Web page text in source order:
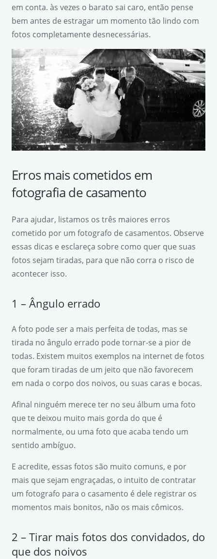
em conta. às vezes o barato sai caro, então pense
bem antes de estragar um momento tão lindo com
fotos completamente desnecessárias.
Erros mais cometidos em
fotografia de casamento
Para ajudar, listamos os três maiores erros
cometido por um fotografo de casamentos. Observe
essas dicas e esclareça sobre como quer que suas
fotos sejam tiradas, para que não corra o risco de
acontecer isso.
1 – Ângulo errado
A foto pode ser a mais perfeita de todas, mas se
tirada no ângulo errado pode tornar-se a pior de
todas. Existem muitos exemplos na internet de fotos
que foram tiradas de um jeito que não favorecem
em nada o corpo dos noivos, ou suas caras e bocas.
Afinal ninguém merece ter no seu álbum uma foto
que te deixou muito mais gorda do que é
normalmente, ou uma foto que acaba tendo um
sentido ambíguo.
E acredite, essas fotos são muito comuns, e por
mais que sejam engraçadas, o intuito de contratar
um fotografo para o casamento é dele registrar os
momentos mais bonitos, não os mais cômicos.
2 – Tirar mais fotos dos convidados, do
que dos noivos